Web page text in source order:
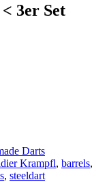
3er Set
Darts
Krampfl, barrels,
, steeldart